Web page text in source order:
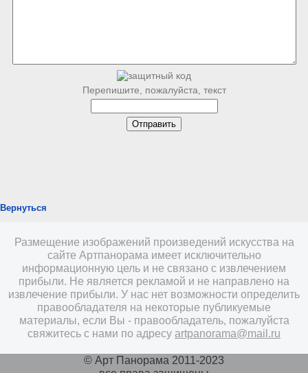
Перепишите, пожалуйста, текст
Вернуться
Размещение изображений произведений искусства на
сайте Артпанорама имеет исключительно
информационную цель и не связано с извлечением
прибыли. Не является рекламой и не направлено на
извлечение прибыли. У нас нет возможности определить
правообладателя на некоторые публикуемые
материалы, если Вы - правообладатель, пожалуйста
свяжитесь с нами по адресу artpanorama@mail.ru
© Арт Панорама 2011-2023